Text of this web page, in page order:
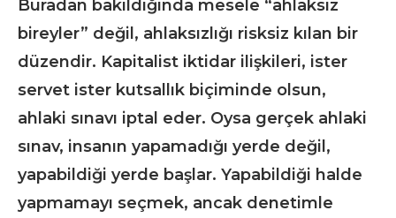
Buradan bakıldığında mesele “ahlaksız
bireyler” değil, ahlaksızlığı risksiz kılan bir
düzendir. Kapitalist iktidar ilişkileri, ister
servet ister kutsallık biçiminde olsun,
ahlaki sınavı iptal eder. Oysa gerçek ahlaki
sınav, insanın yapamadığı yerde değil,
yapabildiği yerde başlar. Yapabildiği halde
yapmamayı seçmek, ancak denetimle